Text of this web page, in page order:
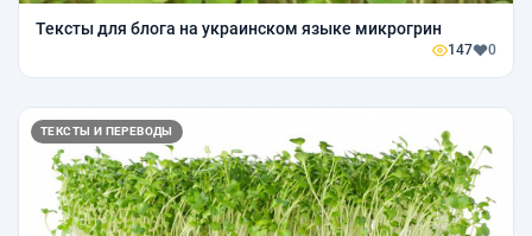
Тексты для блога на украинском языке микрогрин
147 0
ТЕКСТЫ И ПЕРЕВОДЫ